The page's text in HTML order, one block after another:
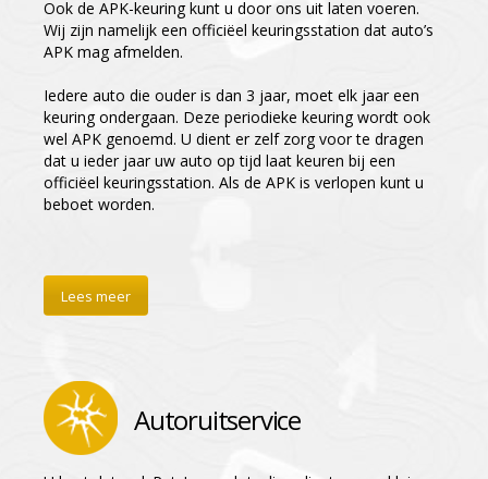
Ook de APK-keuring kunt u door ons uit laten voeren.
Wij zijn namelijk een officiëel keuringsstation dat auto’s
APK mag afmelden.
Iedere auto die ouder is dan 3 jaar, moet elk jaar een
keuring ondergaan. Deze periodieke keuring wordt ook
wel APK genoemd. U dient er zelf zorg voor te dragen
dat u ieder jaar uw auto op tijd laat keuren bij een
officiëel keuringsstation. Als de APK is verlopen kunt u
beboet worden.
Lees meer
Autoruitservice